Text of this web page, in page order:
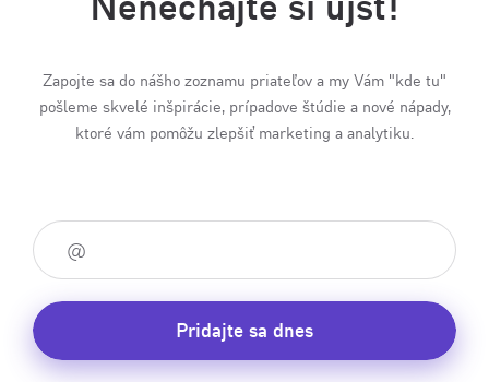
Zapojte sa do nášho zoznamu priateľov a my Vám "kde tu"
pošleme skvelé inšpirácie, prípadove štúdie a nové nápady,
ktoré vám pomôžu zlepšiť marketing a analytiku.
Pridajte sa dnes